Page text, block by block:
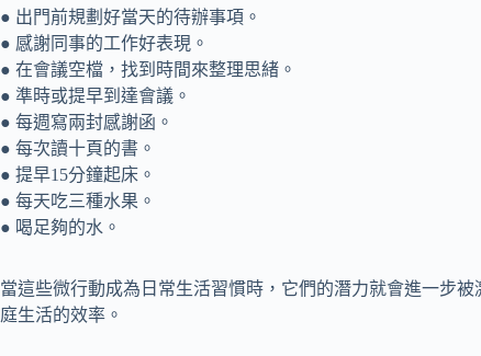
● 出門前規劃好當天的待辦事項。
● 感謝同事的工作好表現。
● 在會議空檔，找到時間來整理思緒。
● 準時或提早到達會議。
● 每週寫兩封感謝函。
● 每次讀十頁的書。
● 提早15分鐘起床。
● 每天吃三種水果。
● 喝足夠的水。
當這些微行動成為日常生活習慣時，它們的潛力就會進一步
庭生活的效率。